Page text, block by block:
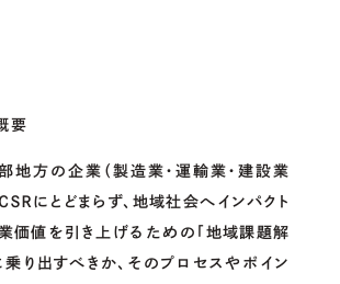
要
地方の企業（製造業・運輸業・建設業
ＳＲにとどまらず、地域社会へインパクト
価値を引き上げるための「地域課題解
乗り出すべきか、そのプロセスやポイン